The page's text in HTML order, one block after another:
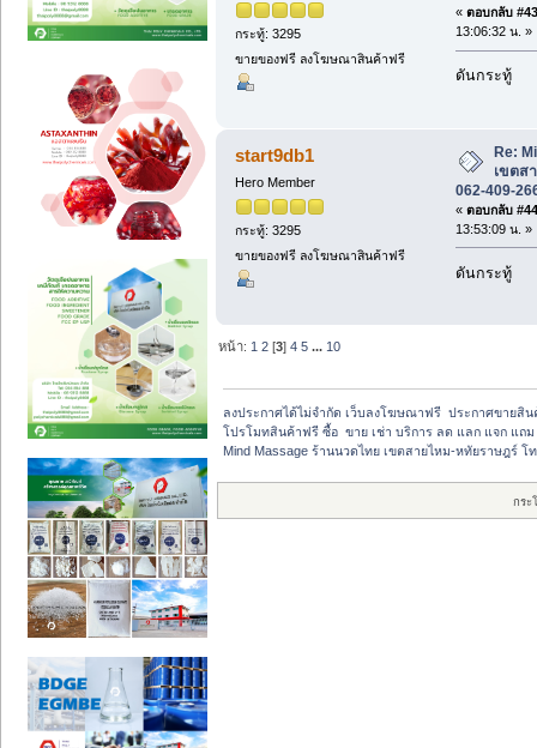
กระทู้: 3295
ขายของฟรี ลงโฆษณาสินค้าฟรี
« ตอบกลับ
13:06:32 น. »
ดันกระทู้
start9db1
Hero Member
กระทู้: 3295
ขายของฟรี ลงโฆษณาสินค้าฟรี
Re:
เขตส
062-409-
« ตอบกลับ
13:53:09 น. »
ดันกระทู้
หน้า: 1 2 [3]4 5 ... 10
ลงประกาศได้ไม่จำกัด เว็บลงโฆษณาฟรี  ประกาศขายสิน
โปรโมทสินค้าฟรี ซื้อ  ขาย เช่า บริการ ลด แลก แจก แถม
Mind Massage ร้านนวดไทย เขตสายไหม-หทัยราษฎร์ โ
กระ